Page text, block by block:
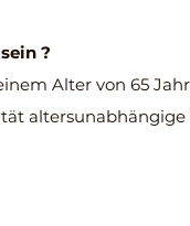
?
Alter von 65
altersunabhängige